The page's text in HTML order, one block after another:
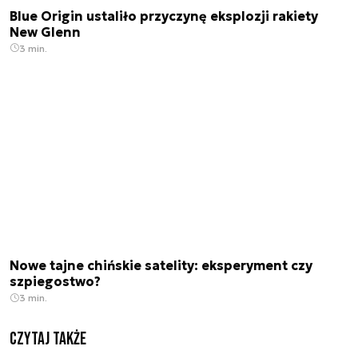
Blue Origin ustaliło przyczynę eksplozji rakiety
New Glenn
3 min.
Nowe tajne chińskie satelity: eksperyment czy
szpiegostwo?
3 min.
Czytaj także